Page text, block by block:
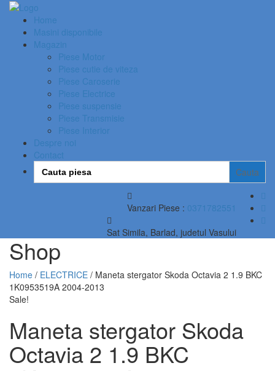
Home
Masini disponibile
Magazin
Piese Motor
Piese cutie de viteza
Piese Caroserie
Piese Electrice
Piese suspensie
Piese Transmisie
Piese Interior
Despre noi
Contact
Search
for:
Vanzari Piese : 0371782551
Sat Simila, Barlad, judetul Vasului
Shop
Home / ELECTRICE / Maneta stergator Skoda Octavia 2 1.9 BKC
1K0953519A 2004-2013
Sale!
Maneta stergator Skoda
Octavia 2 1.9 BKC